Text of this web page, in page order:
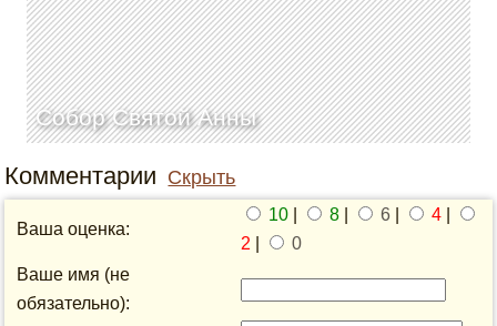
Собор Святой Анны
Комментарии Скрыть
Ваша оценка:
10 8 6 4
2
0
Ваше имя (не
обязательно):